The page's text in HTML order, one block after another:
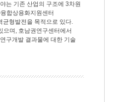
는 기존 산업의 구조에 3차원
합상용화지원센터
균형발전을 목적으로 있다.
으며, 호남권연구센터에서
구개발 결과물에 대한 기술